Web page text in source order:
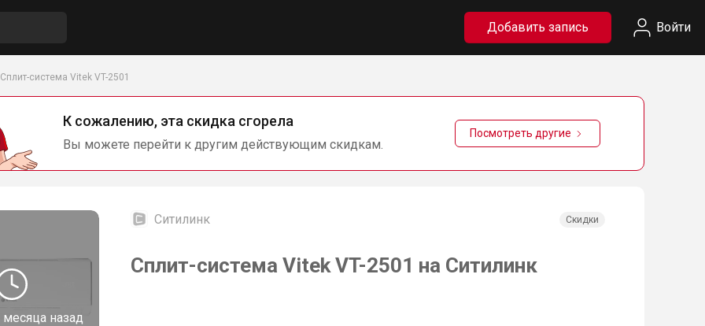
Добавить запись Войти
Сплит-система Vitek VT-2501
К сожалению, эта скидка сгорела
Вы можете перейти к другим действующим скидкам.
Посмотреть другие
месяца назад
Ситилинк Скидки
Сплит-система Vitek VT-2501 на Ситилинк